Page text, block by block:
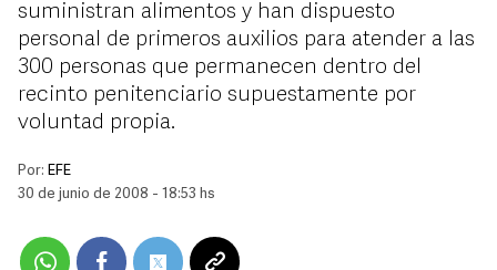
suministran alimentos y han dispuesto
personal de primeros auxilios para atender a las
300 personas que permanecen dentro del
recinto penitenciario supuestamente por
voluntad propia.
Por: EFE
30 de junio de 2008 - 18:53 hs